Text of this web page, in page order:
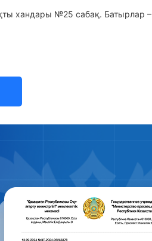
хандары №25 сабақ. Батырлар –